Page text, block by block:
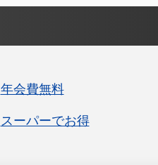
年会費無料
スーパーでお得